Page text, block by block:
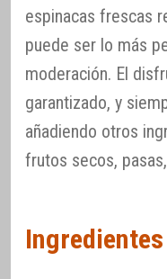
espinacas frescas
puede ser lo más
moderación. El
garantizado, y
añadiendo otros
frutos secos,